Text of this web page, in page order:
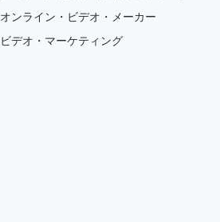
オンライン・ビデオ・メーカー
ビデオ・マーケティング